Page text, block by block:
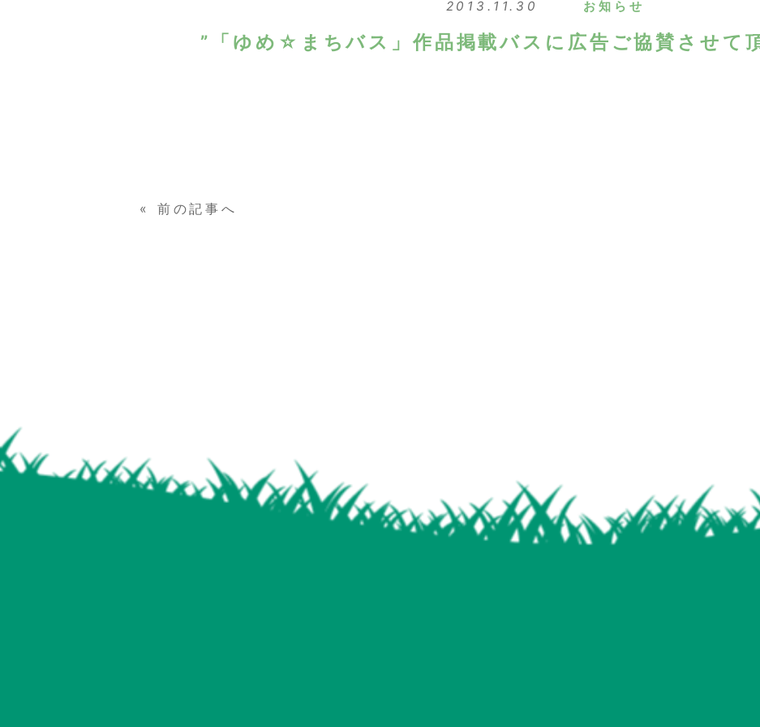
2013.11.30 お知らせ
”「ゆめ☆まちバス」作品掲載バスに広告ご協賛させて
« 前の記事へ